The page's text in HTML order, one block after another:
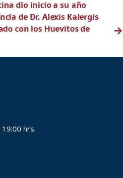
dio inicio a su año
de Dr. Alexis Kalergis
con los Huevitos de
→